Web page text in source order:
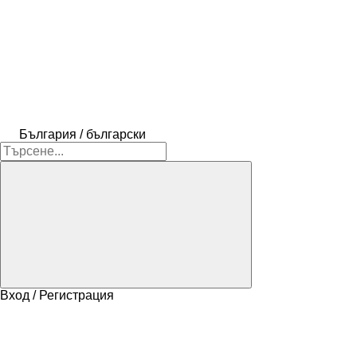
България / български
Вход / Регистрация